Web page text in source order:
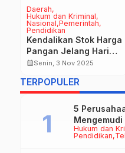
Daerah
Hukum dan Kriminal
Nasional Pemerintah
Pendidikan
Kendalikan Stok Harga
Pangan Jelang Hari
Raya, Pemkab
TPID
calendar_monthSenin, 3 Nov 2025
TERPOPULER
Hukum dan
Pendidikan
5
Peluang